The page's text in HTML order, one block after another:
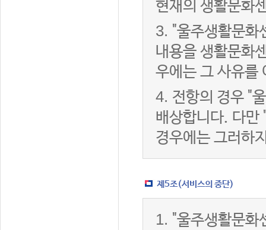
현재의 생활문화
3. "울주생활문화
내용을 생활문화
우에는 그 사유를
4. 전항의 경우 "
배상합니다. 다만
경우에는 그러하
제5조(서비스의 중단)
1. "울주생활문화